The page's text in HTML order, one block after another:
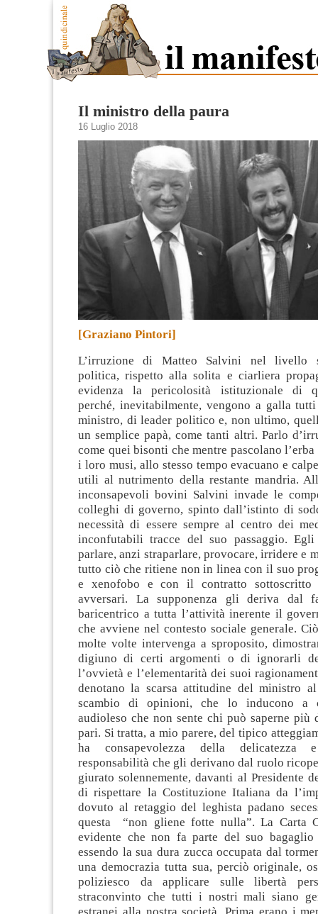
Il ministro della paura
16 Luglio 2018
[Graziano Pintori]
L’irruzione di Matteo Salvini nel livello
politica, rispetto alla solita e ciarliera
evidenza la pericolosità istituzionale di
perché, inevitabilmente, vengono a galla
ministro, di leader politico e, non ultimo,
un semplice papà, come tanti altri. Parlo
come quei bisonti che mentre pascolano
i loro musi, allo stesso tempo evacuano e
utili al nutrimento della restante mandria.
inconsapevoli bovini Salvini invade le
colleghi di governo, spinto dall’istinto di
necessità di essere sempre al centro dei
inconfutabili tracce del suo passaggio.
parlare, anzi straparlare, provocare, irridere e
tutto ciò che ritiene non in linea con il suo
e xenofobo e con il contratto
avversari. La supponenza gli deriva dal
baricentrico a tutta l’attività inerente il
che avviene nel contesto sociale generale.
molte volte intervenga a sproposito,
digiuno di certi argomenti o di ignorarli
l’ovvietà e l’elementarità dei suoi
denotano la scarsa attitudine del ministro
scambio di opinioni, che lo inducono a
audioleso che non sente chi può saperne
pari. Si tratta, a mio parere, del tipico
ha consapevolezza della
responsabilità che gli derivano dal ruolo
giurato solennemente, davanti al Presidente
di rispettare la Costituzione Italiana da
dovuto al retaggio del leghista padano
questa “non gliene fotte nulla”. La Carta
evidente che non fa parte del suo bagaglio
essendo la sua dura zucca occupata dal
una democrazia tutta sua, perciò originale,
poliziesco da applicare sulle libertà
straconvinto che tutti i nostri mali siano
estranei alla nostra società. Prima erano i